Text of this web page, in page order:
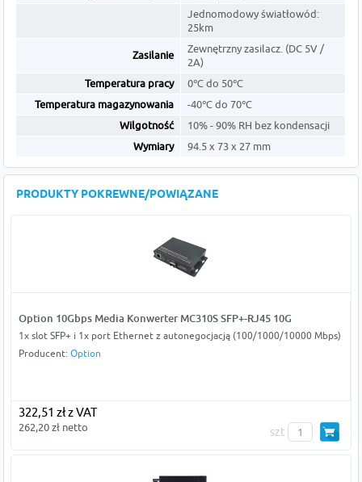
Jednomodowy światłowód:
25km
Zasilanie
Zewnętrzny zasilacz. (DC 5V /
2A)
Temperatura pracy
0℃ do 50℃
Temperatura magazynowania
-40℃ do 70℃
Wilgotność
10% - 90% RH bez kondensacji
Wymiary
94.5 x 73 x 27 mm
PRODUKTY POKREWNE/POWIĄZANE
Option 10Gbps Media Konwerter MC310S SFP+-RJ45 10G
1x slot SFP+ i 1x port Ethernet z autonegocjacją (100/1000/10000 Mbps)
Producent: Option
322,51 zł z VAT
262,20 zł netto szt